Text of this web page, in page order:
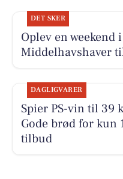
DET SKER
Oplev en weekend
Middelhavshaver
DAGLIGVARER
Spier PS-vin til 39
Gode brød for kun
tilbud